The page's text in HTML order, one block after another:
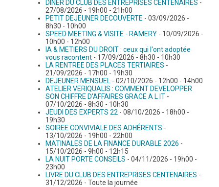
VERIQUALIS
EVÉNEMENTS
GRAVITY
PUBLICATIONS
DINER DU CLUB DES ENTREPRISES CENTENAIRES -
27/08/2026 - 19h00 - 21h00
PETIT DEJEUNER DECOUVERTE - 03/09/2026 -
8h30 - 10h00
SPEED MEETING & VISITE - RAMERY - 10/09/2026 -
10h00 - 12h00
IA & METIERS DU DROIT : ceux qui l'ont adoptée
vous racontent - 17/09/2026 - 8h30 - 10h30
LA RENTREE DES PLACES TERTIAIRES -
21/09/2026 - 17h00 - 19h30
DEJEUNER MENSUEL - 02/10/2026 - 12h00 - 14h00
ATELIER VERIQUALIS : COMMENT DEVELOPPER
SON CHIFFRE D'AFFAIRES GRACE A L IT -
07/10/2026 - 8h30 - 10h30
JEUDI DES EXPERTS 22 - 08/10/2026 - 18h00 -
19h30
SOIREE CONVIVIALE DES ADHÉRENTS -
13/10/2026 - 19h00 - 22h00
MATINALES DE LA FINANCE DURABLE 2026 -
15/10/2026 - 9h00 - 12h15
LA NUIT PORTE CONSEILS - 04/11/2026 - 19h00 -
23h00
LIVRE DU CLUB DES ENTREPRISES CENTENAIRES -
31/12/2026 - Toute la journée